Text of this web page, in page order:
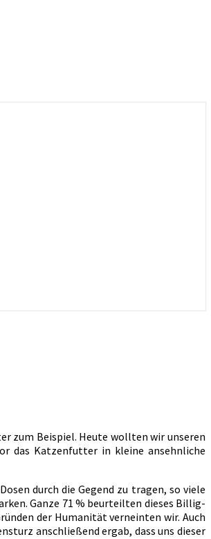
zum Beispiel. Heute wollten wir unseren
das Katzenfutter in kleine ansehnliche
durch die Gegend zu tragen, so viele
Ganze 71 % beurteilten dieses Billig-
der Humanität verneinten wir. Auch
anschließend ergab, dass uns dieser